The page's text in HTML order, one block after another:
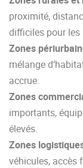
proximité,
difficiles pour les
Zones
mélange
accrue.
Zones
importants,
élevés.
Zones
véhicules, accès